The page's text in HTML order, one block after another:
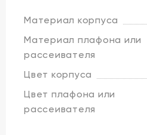
Материал корпуса
Материал плафона или
рассеивателя
Цвет корпуса
Цвет плафона или
рассеивателя